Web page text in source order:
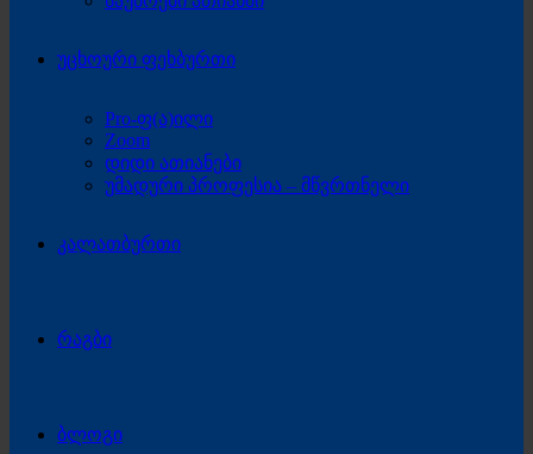
უცხოური ფეხბურთი
Pro-ფ(ა)ილი
Zoom
დიდი ათიანები
უმადური პროფესია – მწვრთნელი
კალათბურთი
რაგბი
ბლოგი